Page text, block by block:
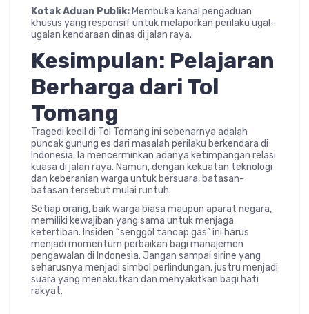
Kotak Aduan Publik: Membuka kanal pengaduan
khusus yang responsif untuk melaporkan perilaku ugal-
ugalan kendaraan dinas di jalan raya.
Kesimpulan: Pelajaran
Berharga dari Tol
Tomang
Tragedi kecil di Tol Tomang ini sebenarnya adalah
puncak gunung es dari masalah perilaku berkendara di
Indonesia. Ia mencerminkan adanya ketimpangan relasi
kuasa di jalan raya. Namun, dengan kekuatan teknologi
dan keberanian warga untuk bersuara, batasan-
batasan tersebut mulai runtuh.
Setiap orang, baik warga biasa maupun aparat negara,
memiliki kewajiban yang sama untuk menjaga
ketertiban. Insiden “senggol tancap gas” ini harus
menjadi momentum perbaikan bagi manajemen
pengawalan di Indonesia. Jangan sampai sirine yang
seharusnya menjadi simbol perlindungan, justru menjadi
suara yang menakutkan dan menyakitkan bagi hati
rakyat.